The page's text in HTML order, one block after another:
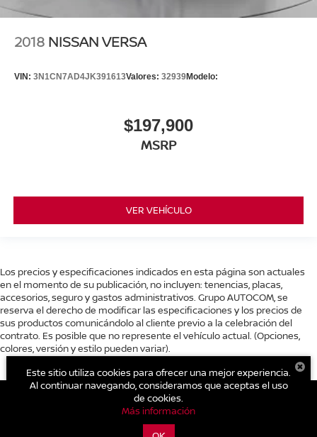
2018 NISSAN VERSA
VIN: 3N1CN7AD4JK391613Valores: 32939Modelo:
$197,900
MSRP
VER VEHÍCULO
Los precios y especificaciones indicados en esta página son actuales
en el momento de su publicación, no incluyen: tenencias, placas,
accesorios, seguro y gastos administrativos. Grupo AUTOCOM, se
reserva el derecho de modificar las especificaciones y los precios de
sus productos comunicándolo al cliente previo a la celebración del
contrato. Es posible que no represente el vehículo actual. (Opciones,
colores, versión y estilo pueden variar).
México51200
Este sitio utiliza cookies para ofrecer una mejor experiencia.
Al continuar navegando, consideramos que aceptas el uso
de cookies.
Más información